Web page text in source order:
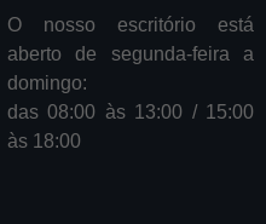
O nosso escritório está
aberto de segunda-feira a
domingo:
das 08:00 às 13:00 / 15:00
às 18:00